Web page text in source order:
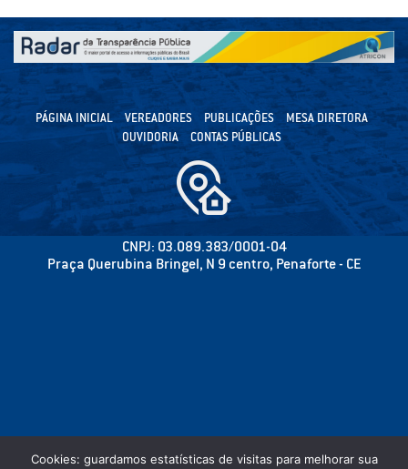
PÁGINA INICIAL VEREADORES PUBLICAÇÕES
MESA DIRETORA
OUVIDORIA
CONTAS PÚBLICAS
CNPJ: 03.089.383/0001-04
Praça Querubina Bringel, N 9 centro, Penaforte - CE
Cookies: guardamos estatísticas de visitas para melhorar sua